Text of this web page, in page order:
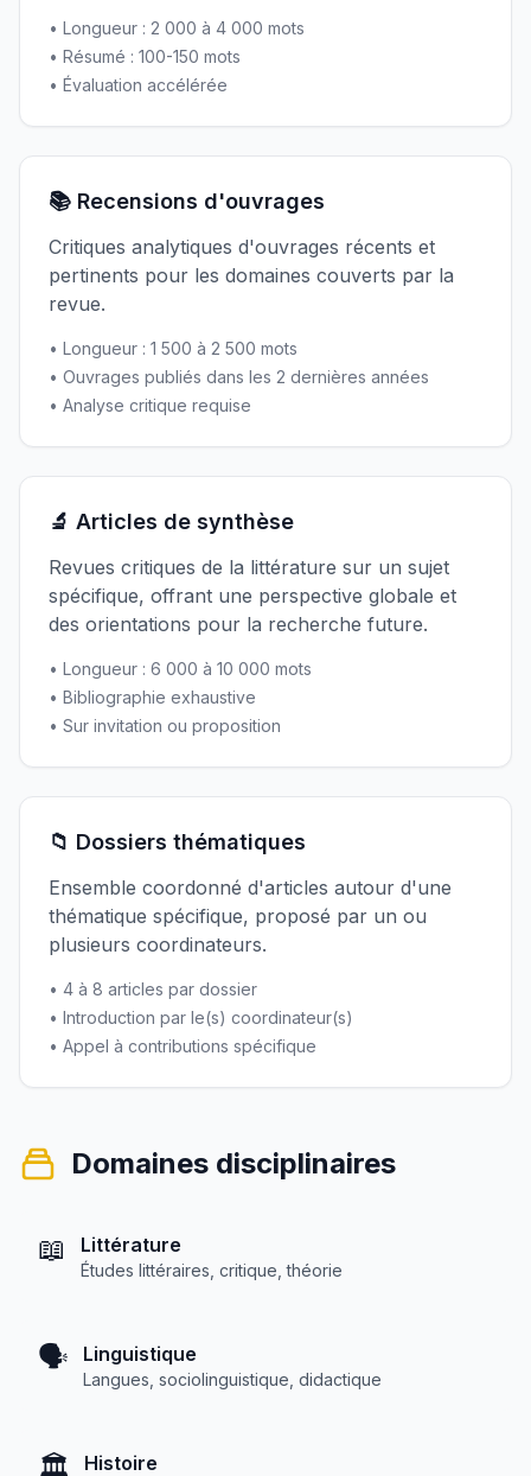
• Longueur : 2 000 à 4 000 mots
• Résumé : 100-150 mots
• Évaluation accélérée
📚 Recensions d'ouvrages
Critiques analytiques d'ouvrages récents et
pertinents pour les domaines couverts par la
revue.
• Longueur : 1 500 à 2 500 mots
• Ouvrages publiés dans les 2 dernières années
• Analyse critique requise
🔬 Articles de synthèse
Revues critiques de la littérature sur un sujet
spécifique, offrant une perspective globale et
des orientations pour la recherche future.
• Longueur : 6 000 à 10 000 mots
• Bibliographie exhaustive
• Sur invitation ou proposition
📁 Dossiers thématiques
Ensemble coordonné d'articles autour d'une
thématique spécifique, proposé par un ou
plusieurs coordinateurs.
• 4 à 8 articles par dossier
• Introduction par le(s) coordinateur(s)
• Appel à contributions spécifique
Domaines disciplinaires
📖 Littérature
Études littéraires, critique, théorie
🗣️ Linguistique
Langues, sociolinguistique, didactique
🏛️ Histoire